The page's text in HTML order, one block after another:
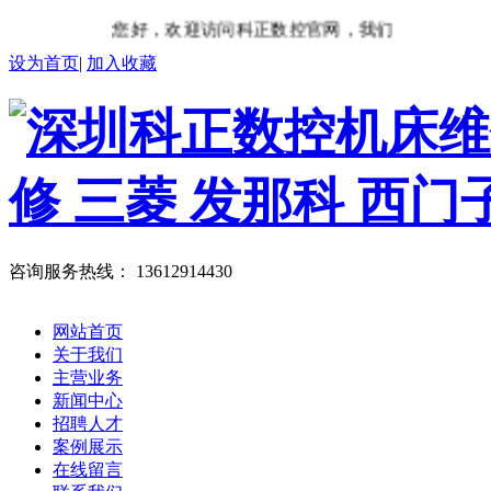
您好，欢迎访问科正数控官网，我们将竭诚为您服
设为首页| 加入收藏
咨询服务热线： 13612914430
网站首页
关于我们
主营业务
新闻中心
招聘人才
案例展示
在线留言